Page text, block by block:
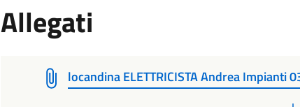
Allegati
locandina ELETTRICISTA Andrea Impianti